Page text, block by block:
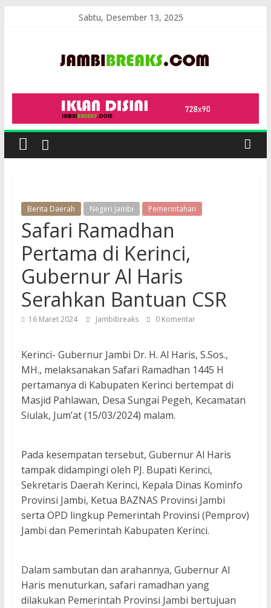
Sabtu, Desember 13, 2025
JambiBreaks
Berita Daerah Negeri Jambi Pemerintahan
Safari Ramadhan
Pertama di Kerinci,
Gubernur Al Haris
Serahkan Bantuan CSR
16 Maret 2024 Jambibreaks 0 Komentar
Kerinci- Gubernur Jambi Dr. H. Al Haris, S.Sos.,
MH., melaksanakan Safari Ramadhan 1445 H
pertamanya di Kabupaten Kerinci bertempat di
Masjid Pahlawan, Desa Sungai Pegeh, Kecamatan
Siulak, Jum’at (15/03/2024) malam.
Pada kesempatan tersebut, Gubernur Al Haris
tampak didampingi oleh PJ. Bupati Kerinci,
Sekretaris Daerah Kerinci, Kepala Dinas Kominfo
Provinsi Jambi, Ketua BAZNAS Provinsi Jambi
serta OPD lingkup Pemerintah Provinsi (Pemprov)
Jambi dan Pemerintah Kabupaten Kerinci.
Dalam sambutan dan arahannya, Gubernur Al
Haris menuturkan, safari ramadhan yang
dilakukan Pemerintah Provinsi Jambi bertujuan